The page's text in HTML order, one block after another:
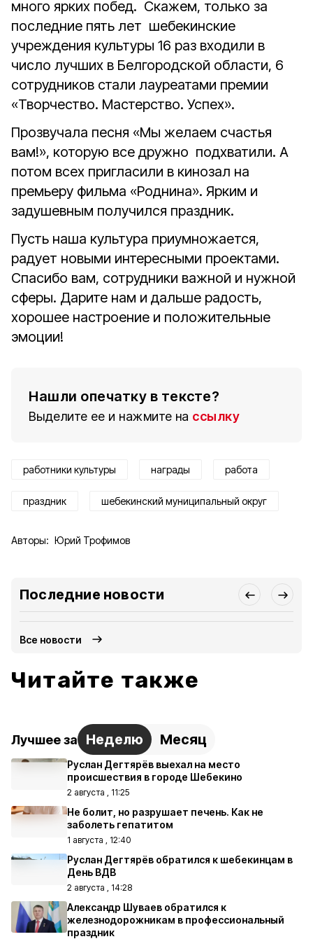
много ярких побед. Скажем, только за
последние пять лет шебекинские
учреждения культуры 16 раз входили в
число лучших в Белгородской области, 6
сотрудников стали лауреатами премии
«Творчество. Мастерство. Успех».
Прозвучала песня «Мы желаем счастья
вам!», которую все дружно подхватили. А
потом всех пригласили в кинозал на
премьеру фильма «Роднина». Ярким и
задушевным получился праздник.
Пусть наша культура приумножается,
радует новыми интересными проектами.
Спасибо вам, сотрудники важной и нужной
сферы. Дарите нам и дальше радость,
хорошее настроение и положительные
эмоции!
Нашли опечатку в тексте?
Выделите ее и нажмите на ссылку
работники культуры награды работа
праздник шебекинский муниципальный округ
Авторы: Юрий Трофимов
Последние новости
Все новости
Читайте также
Лучшее за Неделю Месяц
Руслан Дегтярёв выехал на место
происшествия в городе Шебекино
2 августа , 11:25
Не болит, но разрушает печень. Как не
заболеть гепатитом
1 августа , 12:40
Руслан Дегтярёв обратился к шебекинцам в
День ВДВ
2 августа , 14:28
Александр Шуваев обратился к
железнодорожникам в профессиональный
праздник